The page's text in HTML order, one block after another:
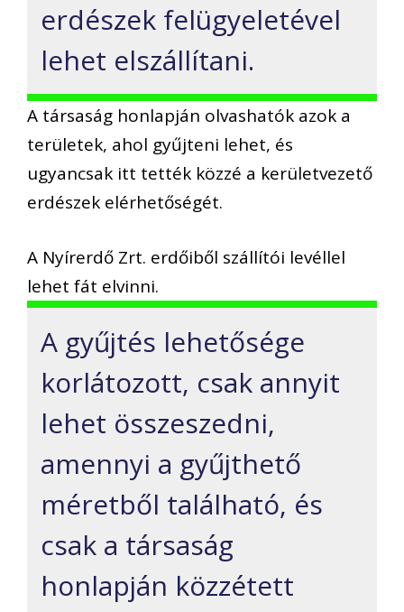
erdészek felügyeletével
lehet elszállítani.
A társaság honlapján olvashatók azok a
területek, ahol gyűjteni lehet, és
ugyancsak itt tették közzé a kerületvezető
erdészek elérhetőségét.
A Nyírerdő Zrt. erdőiből szállítói levéllel
lehet fát elvinni.
A gyűjtés lehetősége
korlátozott, csak annyit
lehet összeszedni,
amennyi a gyűjthető
méretből található, és
csak a társaság
honlapján közzétett